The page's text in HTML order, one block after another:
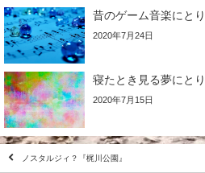
昔のゲーム音楽にとり
2020年7月24日
寝たとき見る夢にとり
2020年7月15日
ノスタルジィ？『梶川公園』